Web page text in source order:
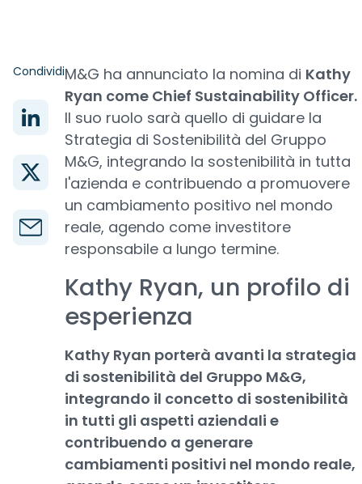
CondividiM&G ha annunciato la nomina di Kathy
Ryan come Chief Sustainability Officer.
Il suo ruolo sarà quello di guidare la
Strategia di Sostenibilità del Gruppo
M&G, integrando la sostenibilità in tutta
l'azienda e contribuendo a promuovere
un cambiamento positivo nel mondo
reale, agendo come investitore
responsabile a lungo termine.
Kathy Ryan, un profilo di
esperienza
Kathy Ryan porterà avanti la strategia
di sostenibilità del Gruppo M&G,
integrando il concetto di sostenibilità
in tutti gli aspetti aziendali e
contribuendo a generare
cambiamenti positivi nel mondo reale,